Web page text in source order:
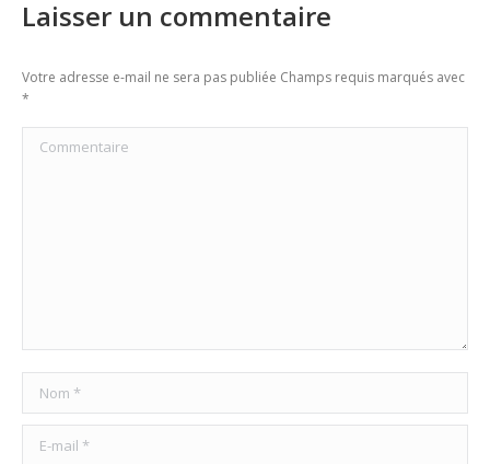
Laisser un commentaire
Votre adresse e-mail ne sera pas publiée Champs requis marqués avec
*
Commentaire
Nom *
E-mail *